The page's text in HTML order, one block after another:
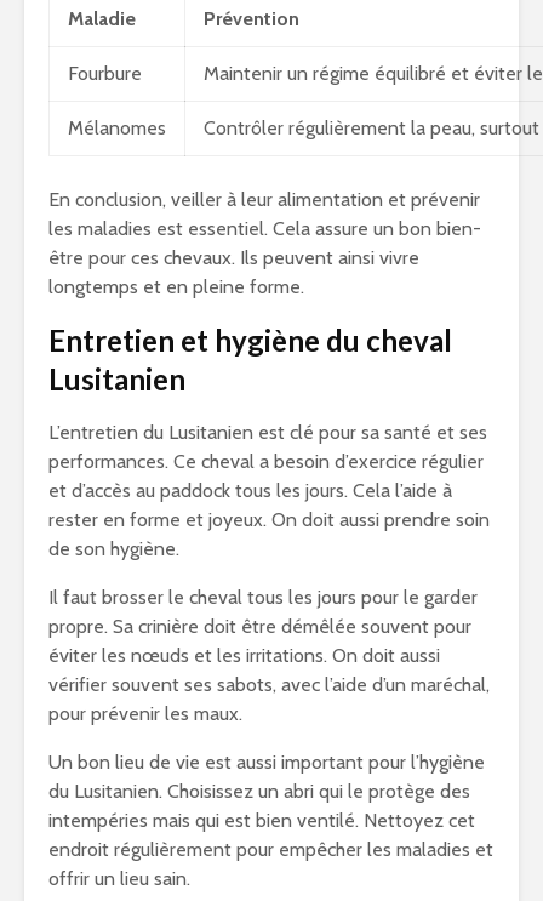
Maladie Prévention
Fourbure Maintenir un régime équilibré et éviter
Mélanomes Contrôler régulièrement la peau, surtout
En conclusion, veiller à leur alimentation et prévenir
les maladies est essentiel. Cela assure un bon bien-
être pour ces chevaux. Ils peuvent ainsi vivre
longtemps et en pleine forme.
Entretien et hygiène du cheval
Lusitanien
L’entretien du Lusitanien est clé pour sa santé et ses
performances. Ce cheval a besoin d’exercice régulier
et d’accès au paddock tous les jours. Cela l’aide à
rester en forme et joyeux. On doit aussi prendre soin
de son hygiène.
Il faut brosser le cheval tous les jours pour le garder
propre. Sa crinière doit être démêlée souvent pour
éviter les nœuds et les irritations. On doit aussi
vérifier souvent ses sabots, avec l’aide d’un maréchal,
pour prévenir les maux.
Un bon lieu de vie est aussi important pour l’hygiène
du Lusitanien. Choisissez un abri qui le protège des
intempéries mais qui est bien ventilé. Nettoyez cet
endroit régulièrement pour empêcher les maladies et
offrir un lieu sain.